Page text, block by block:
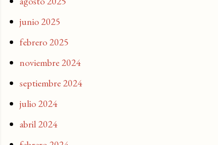
junio 2025
febrero 2025
noviembre 2024
septiembre 2024
julio 2024
abril 2024